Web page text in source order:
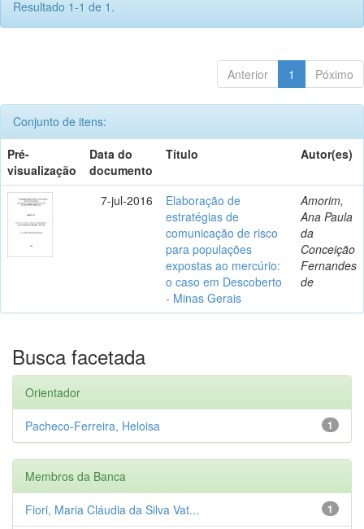
Resultado 1-1 de 1.
Anterior 1 Póximo
Conjunto de itens:
Pré-
visualização
Data do
documento
Título Autor(es)
7-jul-2016
Elaboração de
estratégias de
comunicação de risco
para populações
expostas ao mercúrio:
o caso em Descoberto
- Minas Gerais
Amorim,
Ana Paula
da
Conceição
Fernandes
de
Busca facetada
Orientador
1
Pacheco-Ferreira, Heloisa
Membros da Banca
1
Fiori, Maria Cláudia da Silva Vat...